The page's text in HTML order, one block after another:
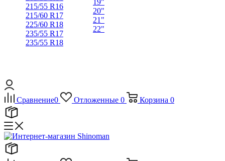
215/55 R16
215/60 R17
225/60 R18
235/55 R17
235/55 R18
19"
20"
21"
22"
Сравнение0 Отложенные 0 Корзина 0